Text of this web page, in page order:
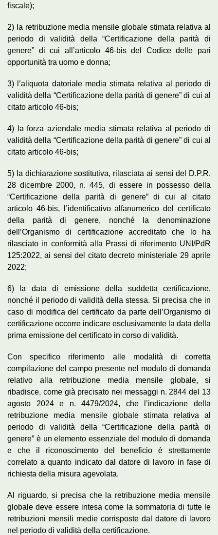
fiscale);
2) la retribuzione media mensile globale stimata relativa al
periodo di validità della “Certificazione della parità di
genere” di cui all’articolo 46-bis del Codice delle pari
opportunità tra uomo e donna;
3) l’aliquota datoriale media stimata relativa al periodo di
validità della “Certificazione della parità di genere” di cui al
citato articolo 46-bis;
4) la forza aziendale media stimata relativa al periodo di
validità della “Certificazione della parità di genere” di cui al
citato articolo 46-bis;
5) la dichiarazione sostitutiva, rilasciata ai sensi del D.P.R.
28 dicembre 2000, n. 445, di essere in possesso della
“Certificazione della parità di genere” di cui al citato
articolo 46-bis, l’identificativo alfanumerico del certificato
della parità di genere, nonché la denominazione
dell’Organismo di certificazione accreditato che lo ha
rilasciato in conformità alla Prassi di riferimento UNI/PdR
125:2022, ai sensi del citato decreto ministeriale 29 aprile
2022;
6) la data di emissione della suddetta certificazione,
nonché il periodo di validità della stessa. Si precisa che in
caso di modifica del certificato da parte dell’Organismo di
certificazione occorre indicare esclusivamente la data della
prima emissione del certificato in corso di validità.
Con specifico riferimento alle modalità di corretta
compilazione del campo presente nel modulo di domanda
relativo alla retribuzione media mensile globale, si
ribadisce, come già precisato nei messaggi n. 2844 del 13
agosto 2024 e n. 4479/2024, che l’indicazione della
retribuzione media mensile globale stimata relativa al
periodo di validità della “Certificazione della parità di
genere” è un elemento essenziale del modulo di domanda
e che il riconoscimento del beneficio è strettamente
correlato a quanto indicato dal datore di lavoro in fase di
richiesta della misura agevolata.
Al riguardo, si precisa che la retribuzione media mensile
globale deve essere intesa come la sommatoria di tutte le
retribuzioni mensili medie corrisposte dal datore di lavoro
nel periodo di validità della certificazione.